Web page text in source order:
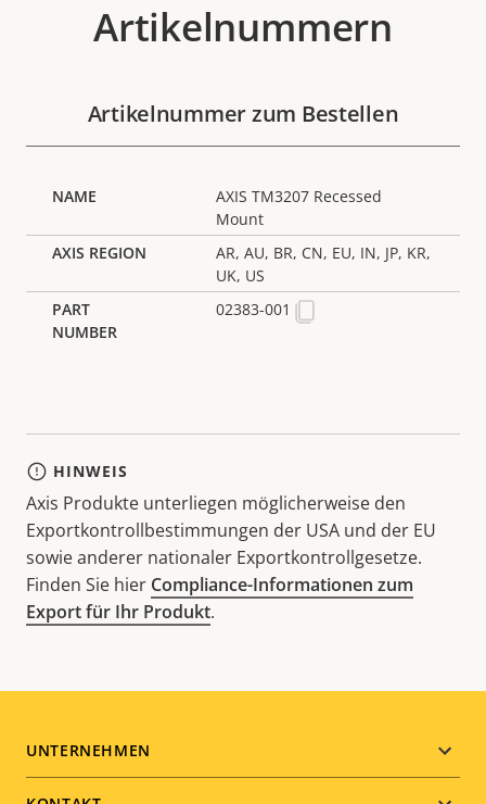
Artikelnummern
Artikelnummer zum Bestellen
AXIS TM3207 Recessed
Mount
AR, AU, BR, CN, EU, IN, JP, KR,
UK, US
02383-001
HINWEIS
Axis Produkte unterliegen möglicherweise den
Exportkontrollbestimmungen der USA und der EU
sowie anderer nationaler Exportkontrollgesetze.
Finden Sie hier Compliance-Informationen zum
Export für Ihr Produkt.
Footer
UNTERNEHMEN